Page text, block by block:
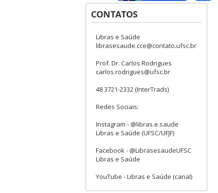
CONTATOS
Libras e Saúde
librasesaude.cce@contato.ufsc.br
Prof. Dr. Carlos Rodrigues
carlos.rodrigues@ufsc.br
48 3721-2332 (InterTrads)
Redes Sociais:
Instagram - @libras.e.saude
Libras e Saúde (UFSC/UFJF)
Facebook - @LibrasesaudeUFSC
Libras e Saúde
YouTube - Libras e Saúde (canal)